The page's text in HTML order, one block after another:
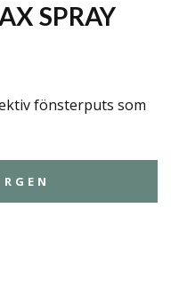
SPRAY
fönsterputs som